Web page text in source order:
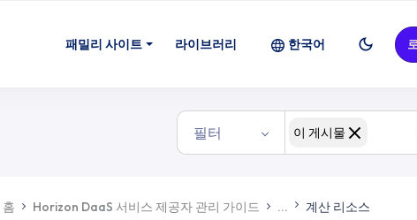
패밀리 사이트 라이브러리 한국어
필터 이 게시물
홈 Horizon DaaS 서비스 제공자 관리 가이드 ... 계산 리소스